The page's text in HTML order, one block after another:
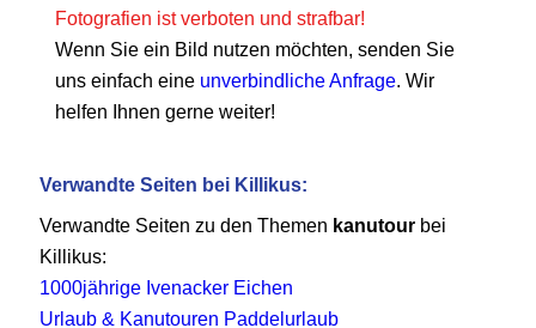
Fotografien ist verboten und strafbar!
Wenn Sie ein Bild nutzen möchten, senden Sie
uns einfach eine unverbindliche Anfrage. Wir
helfen Ihnen gerne weiter!
Verwandte Seiten bei Killikus:
Verwandte Seiten zu den Themen kanutour bei
Killikus:
1000jährige Ivenacker Eichen
Urlaub & Kanutouren Paddelurlaub